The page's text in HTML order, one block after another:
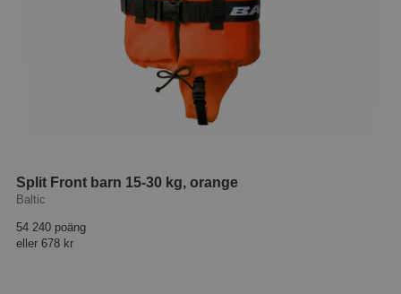
Split Front barn 15-30 kg, orange
Baltic
54 240 poäng
eller 678 kr